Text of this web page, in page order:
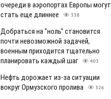
очереди в аэропортах Европы могут
стать еще длиннее
338
Добраться на "ноль" становится
почти невозможной задачей,
военным приходится тщательно
планировать каждый шаг
403
Нефть дорожает из-за ситуации
вокруг Ормузского пролива
326